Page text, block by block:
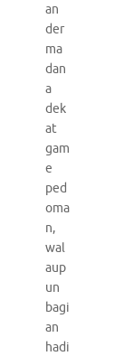
an
der
ma
dan
a
dek
at
gam
e
ped
oma
n,
wal
aup
un
bagi
an
hadi